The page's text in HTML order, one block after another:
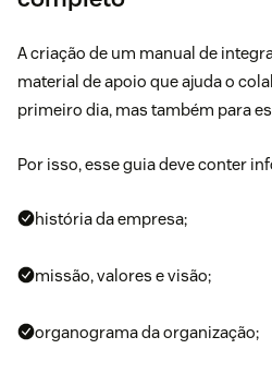
A criação de um manual de
material de apoio que ajuda o
primeiro dia, mas também para
Por isso, esse guia deve conter
história da empresa;
missão, valores e visão;
organograma da organização;